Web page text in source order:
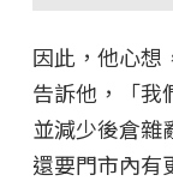
因此，他心想
告訴他，「我
並減少後倉雜
還要門市內有